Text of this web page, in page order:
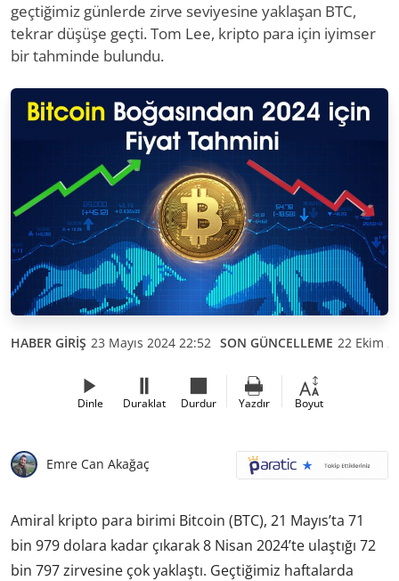
geçtiğimiz günlerde zirve seviyesine yaklaşan BTC,
tekrar düşüşe geçti. Tom Lee, kripto para için iyimser
bir tahminde bulundu.
HABER GİRİŞ 23 Mayıs 2024 22:52 SON GÜNCELLEME 22 Ekim
Dinle Duraklat Durdur Yazdır Boyut
Emre Can Akağaç
Amiral kripto para birimi Bitcoin (BTC), 21 Mayıs’ta 71
bin 979 dolara kadar çıkarak 8 Nisan 2024’te ulaştığı 72
bin 797 zirvesine çok yaklaştı. Geçtiğimiz haftalarda